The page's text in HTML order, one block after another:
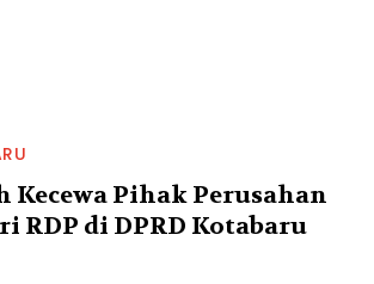
Kecewa Pihak Perusahan
RDP di DPRD Kotabaru